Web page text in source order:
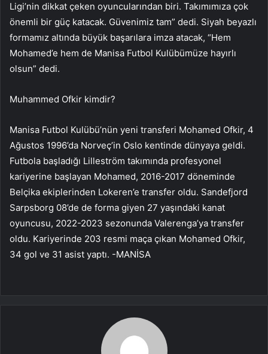
Ligi’nin dikkat çeken oyuncularından biri. Takımımıza çok
önemli bir güç katacak. Güvenimiz tam” dedi. Siyah beyazlı
formamız altında büyük başarılara imza atacak, “Hem
Mohamed’e hem de Manisa Futbol Kulübümüze hayırlı
olsun” dedi.
Muhammed Ofkir kimdir?
Manisa Futbol Kulübü’nün yeni transferi Mohamed Ofkir, 4
Ağustos 1996’da Norveç’in Oslo kentinde dünyaya geldi.
Futbola başladığı Lilleström takımında profesyonel
kariyerine başlayan Mohamed, 2016-2017 döneminde
Belçika ekiplerinden Lokeren’e transfer oldu. Sandefjord
Sarpsborg 08’de de forma giyen 27 yaşındaki kanat
oyuncusu, 2022-2023 sezonunda Valerenga’ya transfer
oldu. Kariyerinde 203 resmi maça çıkan Mohamed Ofkir,
34 gol ve 31 asist yaptı. -MANİSA